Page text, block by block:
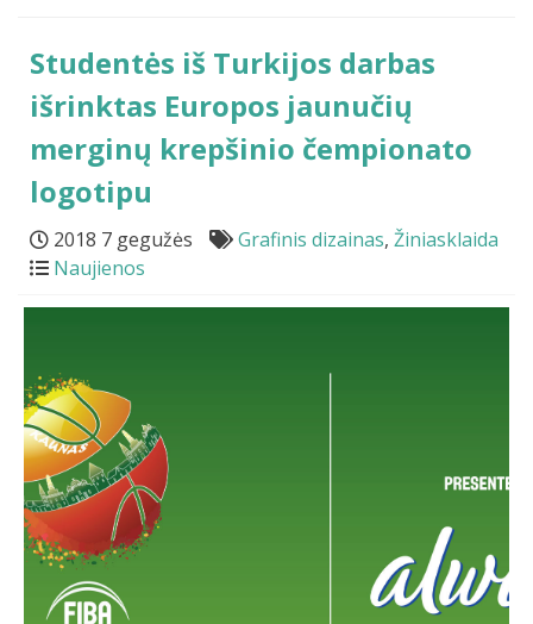
Studentės iš Turkijos darbas
išrinktas Europos jaunučių
merginų krepšinio čempionato
logotipu
2018 7 gegužės Grafinis dizainas, Žiniasklaida
Naujienos